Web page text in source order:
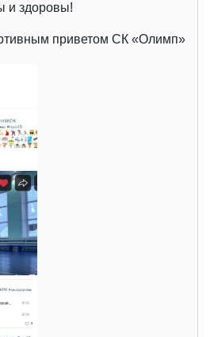
и здоровы!
приветом СК «Олимп»